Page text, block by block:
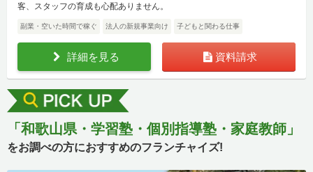
客、スタッフの育成も心配ありません。
副業・空いた時間で稼ぐ 法人の新規事業向け 子どもと関わる仕事
詳細を見る 資料請求
「和歌山県・学習塾・個別指導塾・家庭教師」
をお調べの方におすすめのフランチャイズ!